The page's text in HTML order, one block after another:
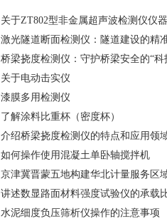
关于ZT802型非金属超声波检测仪仪
激光隧道断面检测仪：隧道建设的精
桥梁挠度检测仪：守护桥梁安全的“科
关于电动击实仪
漆膜多用检测仪
了解涂料比重杯（密度杯）
介绍桥梁挠度检测仪的特点和应用领
如何操作使用混凝土单卧轴搅拌机
京津冀晋蒙五地构建华北计量服务区
讲述数显路面材料强度试验仪的承载
水泥细度负压筛析仪操作的注意事项